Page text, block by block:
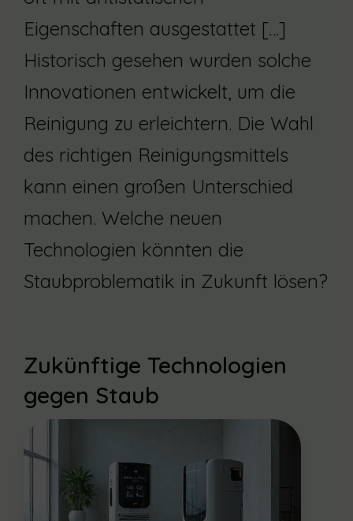
Eigenschaften ausgestattet […]
Historisch gesehen wurden solche
Innovationen entwickelt, um die
Reinigung zu erleichtern. Die Wahl
des richtigen Reinigungsmittels
kann einen großen Unterschied
machen. Welche neuen
Technologien könnten die
Staubproblematik in Zukunft lösen?
Zukünftige Technologien
gegen Staub